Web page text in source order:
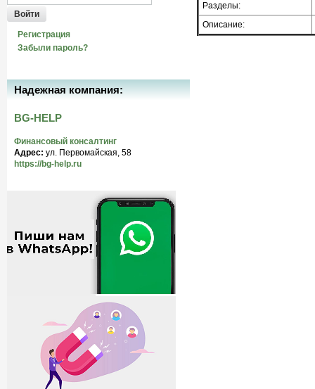
Разделы:
Описание:
Войти
Регистрация
Забыли пароль?
Надежная компания:
BG-HELP
Финансовый консалтинг
Адрес: ул. Первомайская, 58
https://bg-help.ru